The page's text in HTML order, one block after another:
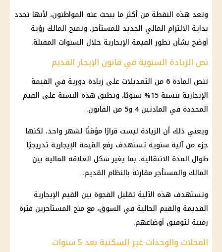
وتعد هذه النقطة من أكثر ما يبحث عنه المواطنون، لأنها تحدد
بداية الالتزام المالي الجديد للمستأجر، وتمنح المالك رؤية
أوضح بشأن تطور القيمة الإيجارية خلال السنوات المقبلة.
نص الزيادة السنوية في قانون الإيجار القديم
تنص المادة 6 من التعديلات على زيادة دورية في القيمة
الإيجارية بنسبة 15% سنويًا، وتطبق هذه النسبة على القيم
المحددة في المادتين 4 و5 من القانون.
ويعني ذلك أن الزيادة ليست قرارًا مؤقتًا لشهر واحد، لكنها
جزء من آلية سنوية تستهدف رفع القيمة الإيجارية تدريجيًا
طوال المدة الانتقالية، بما يغير شكل العلاقة المالية بين
المالك والمستأجر مقارنة بالنظام القديم.
وتستهدف هذه الآلية تقليل الفجوة بين القيم الإيجارية
القديمة والقيم الحالية في السوق، مع منح المستأجرين فترة
زمنية لتوفيق أوضاعهم.
المحلات والوحدات غير السكنية بعد 5 سنوات